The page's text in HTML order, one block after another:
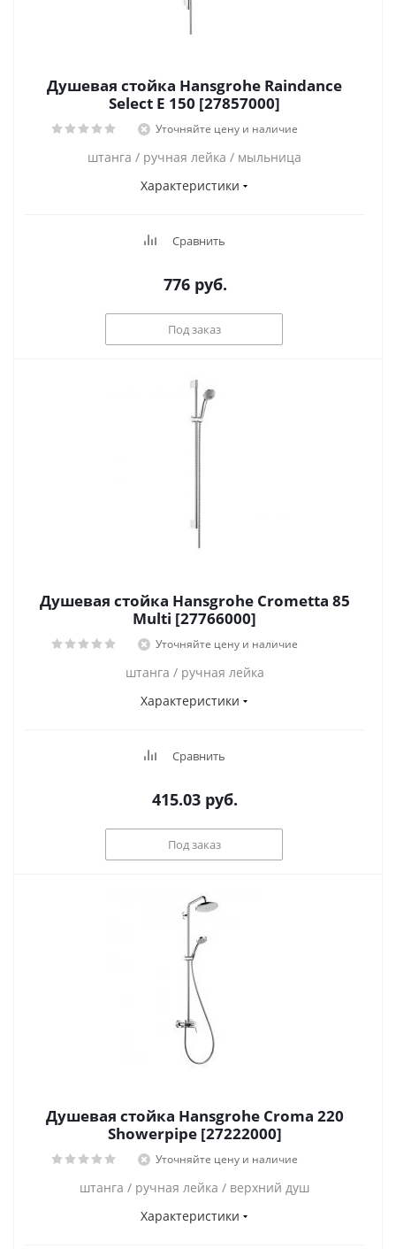
Душевая стойка Hansgrohe Raindance
Select E 150 [27857000]
Уточняйте цену и наличие
штанга / ручная лейка / мыльница
Характеристики
Сравнить
776руб.
Под заказ
Душевая стойка Hansgrohe Crometta 85
Multi [27766000]
Уточняйте цену и наличие
штанга / ручная лейка
Характеристики
Сравнить
415.03 руб.
Под заказ
Душевая стойка Hansgrohe Croma 220
Showerpipe [27222000]
Уточняйте цену и наличие
штанга / ручная лейка / верхний душ
Характеристики